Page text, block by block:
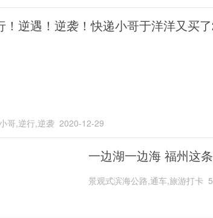
！逆遇！逆袭！快递小哥于洋洋又买
哥,逆行,逆袭 2020-12-29
一边湖一边海 福州这
景观式滨海公路,通车,旅游打卡